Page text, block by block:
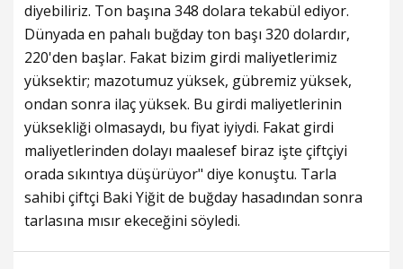
diyebiliriz. Ton başına 348 dolara tekabül ediyor.
Dünyada en pahalı buğday ton başı 320 dolardır,
220'den başlar. Fakat bizim girdi maliyetlerimiz
yüksektir; mazotumuz yüksek, gübremiz yüksek,
ondan sonra ilaç yüksek. Bu girdi maliyetlerinin
yüksekliği olmasaydı, bu fiyat iyiydi. Fakat girdi
maliyetlerinden dolayı maalesef biraz işte çiftçiyi
orada sıkıntıya düşürüyor" diye konuştu. Tarla
sahibi çiftçi Baki Yiğit de buğday hasadından sonra
tarlasına mısır ekeceğini söyledi.